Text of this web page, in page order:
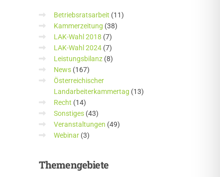
Betriebsratsarbeit (11)
Kammerzeitung (38)
LAK-Wahl 2018 (7)
LAK-Wahl 2024(7)
Leistungsbilanz(8)
News(167)
Österreichischer
Landarbeiterkammertag (13)
Recht (14)
Sonstiges(43)
Veranstaltungen (49)
Webinar(3)
Themengebiete